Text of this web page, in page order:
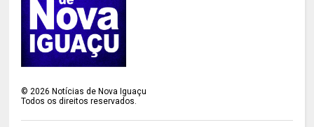
©2026 Notícias de Nova Iguaçu
Todos os direitos reservados.